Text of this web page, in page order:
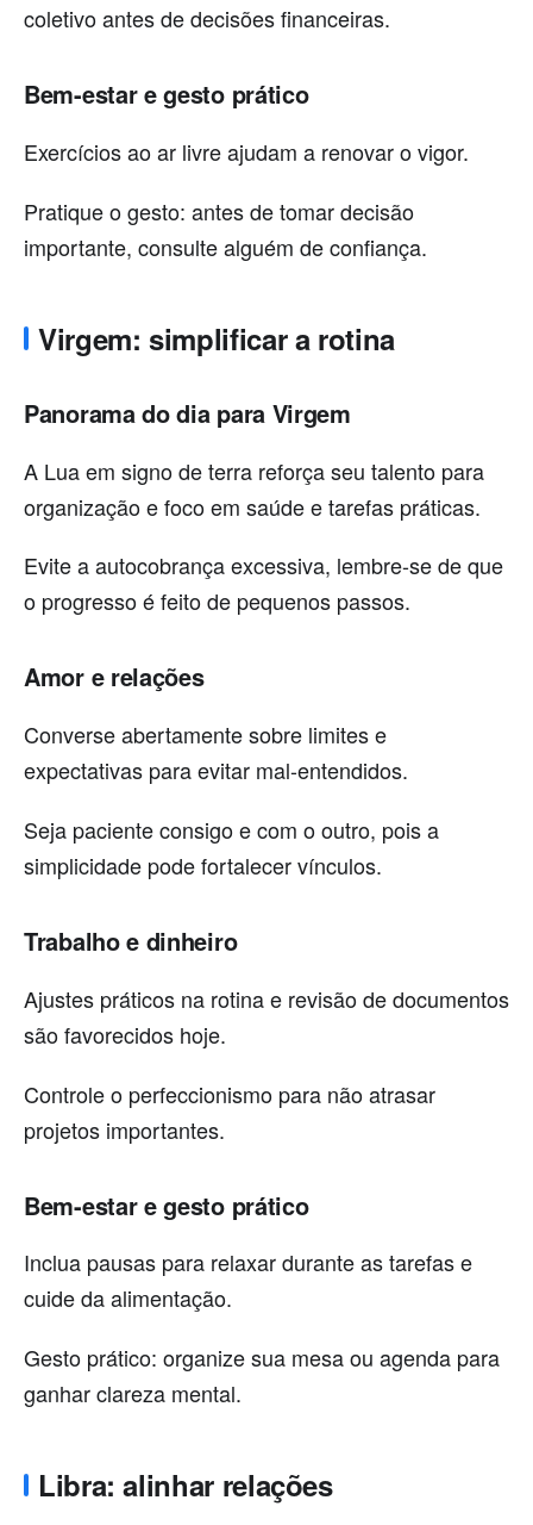
coletivo antes de decisões financeiras.
Bem-estar e gesto prático
Exercícios ao ar livre ajudam a renovar o vigor.
Pratique o gesto: antes de tomar decisão
importante, consulte alguém de confiança.
Virgem: simplificar a rotina
Panorama do dia para Virgem
A Lua em signo de terra reforça seu talento para
organização e foco em saúde e tarefas práticas.
Evite a autocobrança excessiva, lembre-se de que
o progresso é feito de pequenos passos.
Amor e relações
Converse abertamente sobre limites e
expectativas para evitar mal-entendidos.
Seja paciente consigo e com o outro, pois a
simplicidade pode fortalecer vínculos.
Trabalho e dinheiro
Ajustes práticos na rotina e revisão de documentos
são favorecidos hoje.
Controle o perfeccionismo para não atrasar
projetos importantes.
Bem-estar e gesto prático
Inclua pausas para relaxar durante as tarefas e
cuide da alimentação.
Gesto prático: organize sua mesa ou agenda para
ganhar clareza mental.
Libra: alinhar relações